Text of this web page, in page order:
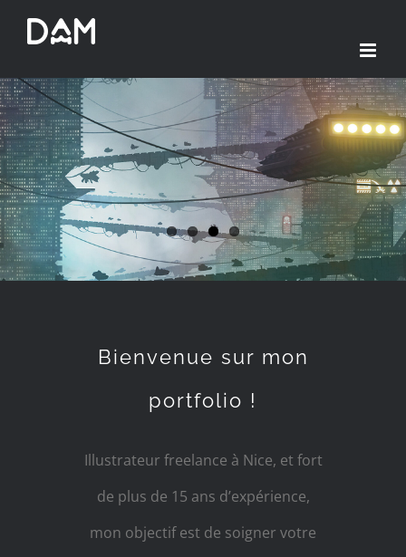
Passer
contenu
Bienvenue sur mon
portfolio !
Illustrateur freelance à Nice, et fort
de plus de 15 ans d’expérience,
mon objectif est de soigner votre